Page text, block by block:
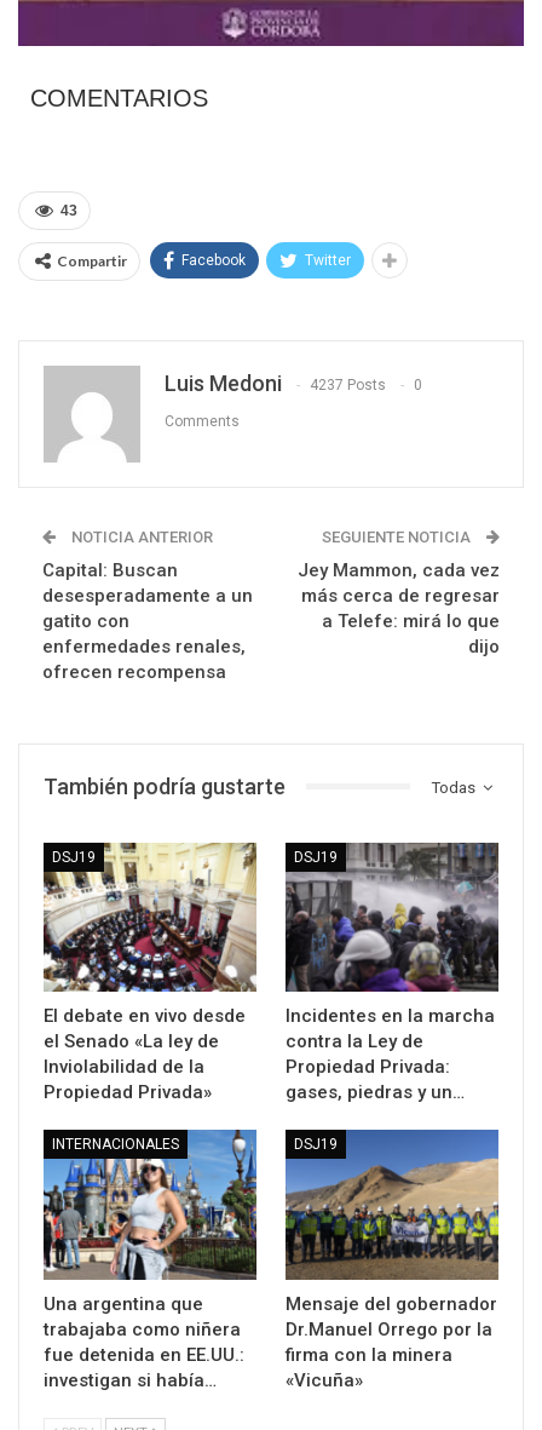
COMENTARIOS
43
Compartir Facebook Twitter
Luis Medoni 4237 Posts 0
Comments
NOTICIA ANTERIOR
Capital: Buscan
desesperadamente a un
gatito con
enfermedades renales,
ofrecen recompensa
SEGUIENTE NOTICIA
Jey Mammon, cada vez
más cerca de regresar
a Telefe: mirá lo que
dijo
Todas
También podría gustarte
DSJ19
El debate en vivo desde
el Senado «La ley de
Inviolabilidad de la
Propiedad Privada»
DSJ19
Incidentes en la marcha
contra la Ley de
Propiedad Privada:
gases, piedras y un…
INTERNACIONALES
Una argentina que
trabajaba como niñera
fue detenida en EE.UU.:
investigan si había…
DSJ19
Mensaje del gobernador
Dr.Manuel Orrego por la
firma con la minera
«Vicuña»